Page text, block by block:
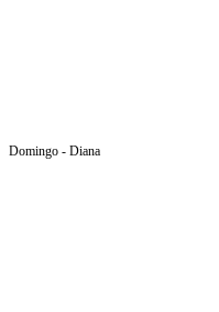
Domingo - Diana